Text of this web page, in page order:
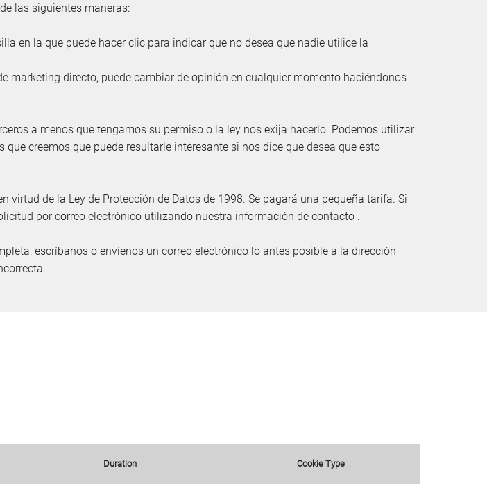
las siguientes maneras:
en la que puede hacer clic para indicar que no desea que nadie utilice la
marketing directo, puede cambiar de opinión en cualquier momento haciéndonos
a menos que tengamos su permiso o la ley nos exija hacerlo. Podemos utilizar
creemos que puede resultarle interesante si nos dice que desea que esto
de la Ley de Protección de Datos de 1998. Se pagará una pequeña tarifa. Si
por correo electrónico utilizando nuestra información de contacto .
escríbanos o envíenos un correo electrónico lo antes posible a la dirección
Duration Cookie Type